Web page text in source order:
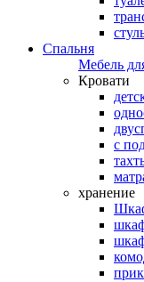
Спальня
Мебель
Кровати
с
хранение